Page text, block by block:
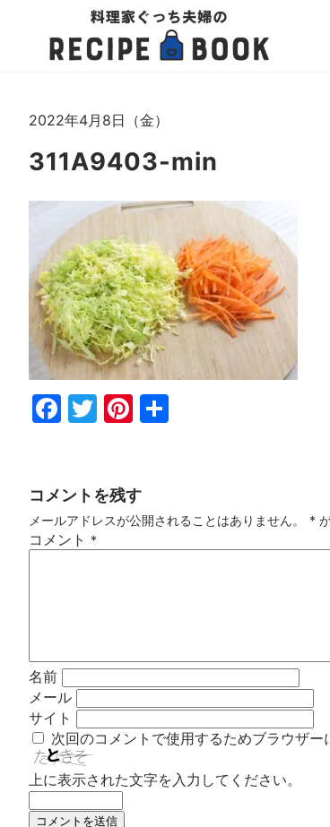
2022年4月8日（金）
311A9403-min
Fac
Twi
Pin
コメントを残す
メールアドレスが公開されることはありません。 *
コメント *
名前
メール
サイト
次回のコメントで使用するためブラウザー
上に表示された文字を入力してください。